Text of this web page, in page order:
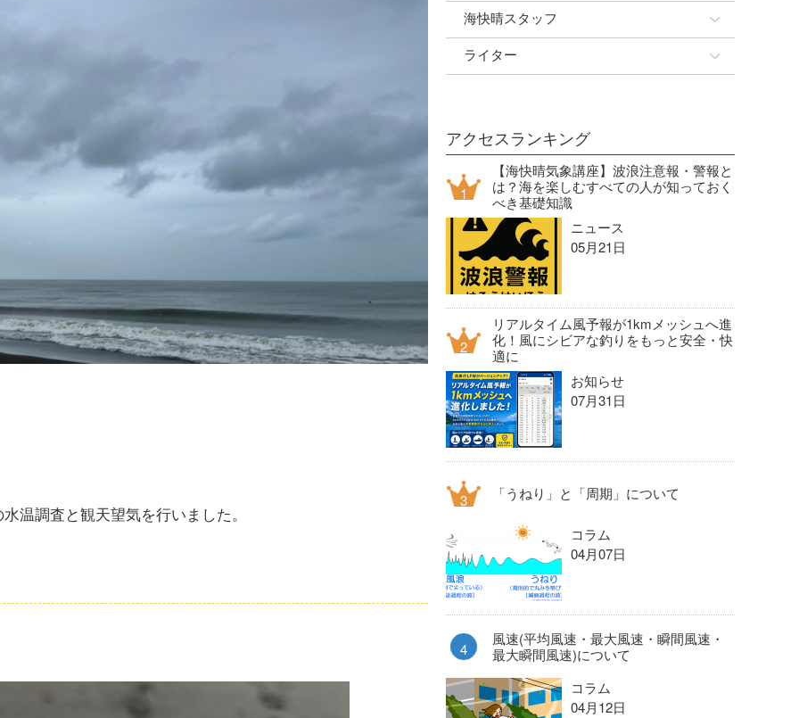
温調査と観天望気を行いました。
海快晴スタッフ
☆加藤
唐澤予報士
塚本予報士
ライター
一色ボート
アクセスランキング
【海快晴気象講座】波浪注意報・警報と
は？海を楽しむすべての人が知っておく
べき基礎知識
ニュース
05月21日
リアルタイム風予報が1kmメッシュへ進
化！風にシビアな釣りをもっと安全・快
適に
お知らせ
07月31日
「うねり」と「周期」について
コラム
04月07日
風速(平均風速・最大風速・瞬間風速・
最大瞬間風速)について
コラム
04月12日